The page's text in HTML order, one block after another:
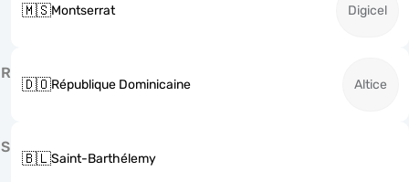
🇲🇸Montserrat Digicel
R
🇩🇴République Dominicaine Altice
S
🇧🇱Saint-Barthélemy